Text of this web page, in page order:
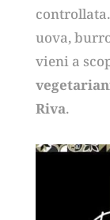
uova,
vieni a
Riva.